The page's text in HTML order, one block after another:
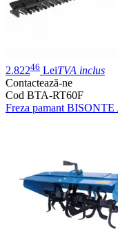
2.82246 LeiTVA inclus
Contactează-ne
Cod BTA-RT60F
Freza pamant